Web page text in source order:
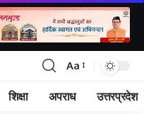
Font
Resizer
Aa
शिक्षा अपराध उत्तरप्रदेश